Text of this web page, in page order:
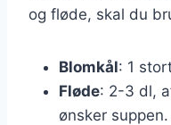
og fløde, skal du
Blomkål: 1
Fløde: 2-3 dl,
ønsker suppen.